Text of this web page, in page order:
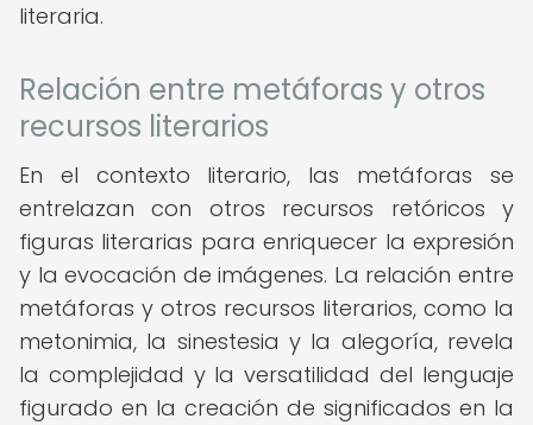
literaria.
Relación entre metáforas y otros
recursos literarios
En el contexto literario, las metáforas se
entrelazan con otros recursos retóricos y
figuras literarias para enriquecer la expresión
y la evocación de imágenes. La relación entre
metáforas y otros recursos literarios, como la
metonimia, la sinestesia y la alegoría, revela
la complejidad y la versatilidad del lenguaje
figurado en la creación de significados en la